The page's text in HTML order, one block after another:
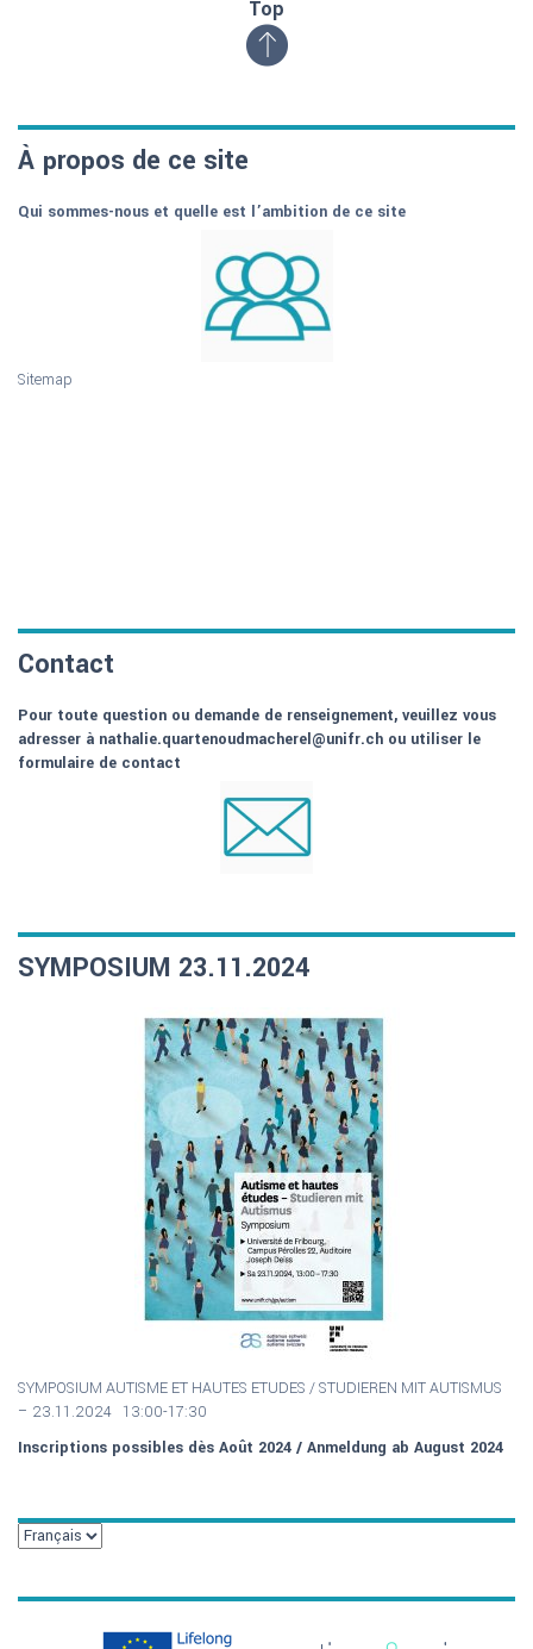
Top
À propos de ce site
Qui sommes-nous et quelle est l’ambition de ce site
Sitemap
Contact
Pour toute question ou demande de renseignement, veuillez vous
adresser à nathalie.quartenoudmacherel@unifr.ch ou utiliser le
formulaire de contact
SYMPOSIUM 23.11.2024
SYMPOSIUM AUTISME ET HAUTES ETUDES / STUDIEREN MIT AUTISMUS
– 23.11.2024 13:00-17:30
Inscriptions possibles dès Août 2024 / Anmeldung ab August 2024